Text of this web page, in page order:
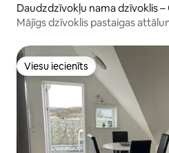
Daudzdzīvokļu nama dzīvoklis –
Mājīgs dzīvoklis pastaigas
Viesu iecienīts
Viesu iecienīts